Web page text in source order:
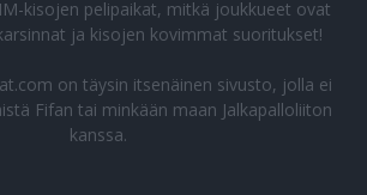
kisojen pelipaikat, mitkä joukkueet ovat
ja kisojen kovimmat suoritukset!
on täysin itsenäinen sivusto, jolla ei
Fifan tai minkään maan Jalkapalloliiton
kanssa.